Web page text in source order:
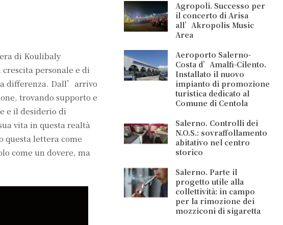
di Koulibaly
personale e di
differenza. Dall’arrivo
trovando supporto e
e il desiderio di
vita in questa realtà
questa lettera come
come un dovere, ma
Agropoli. Successo per
il concerto di Arisa
all’Akropolis Music
Area
Aeroporto Salerno-
Costa d’Amalfi-Cilento.
Installato il nuovo
impianto di promozione
turistica dedicato al
Comune di Centola
Salerno. Controlli dei
N.O.S.: sovraffollamento
abitativo nel centro
storico
Salerno. Parte il
progetto utile alla
collettività: in campo
per la rimozione dei
mozziconi di sigaretta